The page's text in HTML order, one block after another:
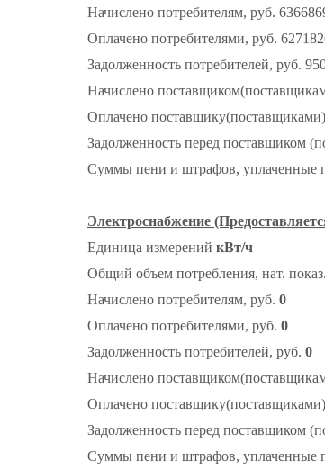
Начислено потребителям, руб.
Оплачено потребителями, руб.
Задолженность потребителей, руб.
Начислено
Оплачено
Задолженность перед поставщиком
Суммы пени и штрафов, уплаченные
Электроснабжение
Единица измерений кВт/ч
Общий объем потребления, нат. показ.
Начислено потребителям, руб. 0
Оплачено потребителями, руб. 0
Задолженность потребителей, руб. 0
Начислено
Оплачено
Задолженность перед поставщиком
Суммы пени и штрафов, уплаченные